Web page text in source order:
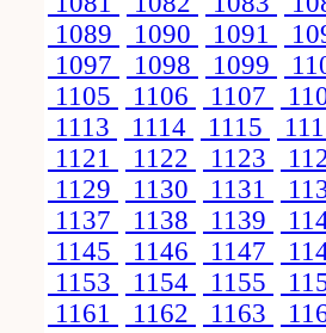
1089
1090 1091
1097
1098 1099
1105
1106 1107
1113
1114 1115
1121
1122 1123
1129
1130 1131
1137
1138 1139
1145
1146 1147
1153
1154 1155
1161
1162 1163